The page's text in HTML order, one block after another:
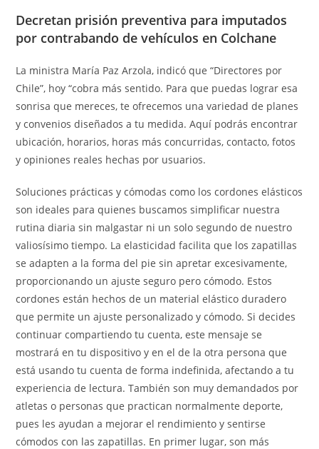
Decretan prisión preventiva para imputados
por contrabando de vehículos en Colchane
La ministra María Paz Arzola, indicó que “Directores por
Chile”, hoy “cobra más sentido. Para que puedas lograr esa
sonrisa que mereces, te ofrecemos una variedad de planes
y convenios diseñados a tu medida. Aquí podrás encontrar
ubicación, horarios, horas más concurridas, contacto, fotos
y opiniones reales hechas por usuarios.
Soluciones prácticas y cómodas como los cordones elásticos
son ideales para quienes buscamos simplificar nuestra
rutina diaria sin malgastar ni un solo segundo de nuestro
valiosísimo tiempo. La elasticidad facilita que los zapatillas
se adapten a la forma del pie sin apretar excesivamente,
proporcionando un ajuste seguro pero cómodo. Estos
cordones están hechos de un material elástico duradero
que permite un ajuste personalizado y cómodo. Si decides
continuar compartiendo tu cuenta, este mensaje se
mostrará en tu dispositivo y en el de la otra persona que
está usando tu cuenta de forma indefinida, afectando a tu
experiencia de lectura. También son muy demandados por
atletas o personas que practican normalmente deporte,
pues les ayudan a mejorar el rendimiento y sentirse
cómodos con las zapatillas. En primer lugar, son más